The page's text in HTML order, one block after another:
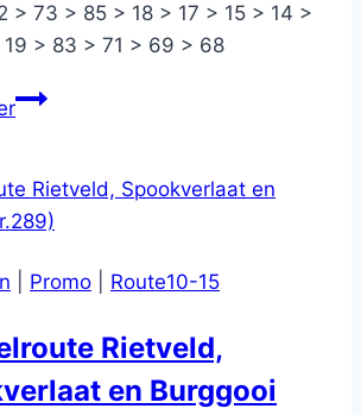
> 73 > 85 > 18 > 17 > 15 > 14 >
19 > 83 > 71 > 69 > 68
Rondje
Promo Route10-15
Rietveld,
en Burggooi